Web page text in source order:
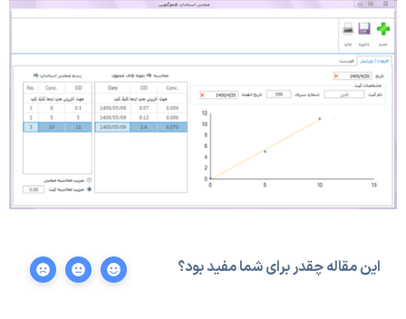
این مقاله چقدر برای شما مفید بود؟